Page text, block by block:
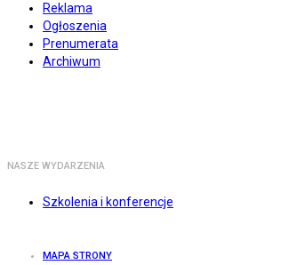
Reklama
Ogłoszenia
Prenumerata
Archiwum
NASZE WYDARZENIA
Szkolenia i konferencje
MAPA STRONY